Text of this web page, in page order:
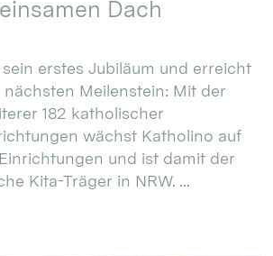
Dach
erstes Jubiläum und erreicht
Meilenstein: Mit der
182 katholischer
wächst Katholino auf
und ist damit der
Kita-Träger in NRW. ...